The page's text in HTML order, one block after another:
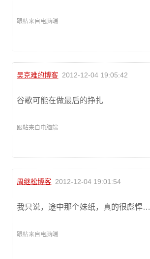
跟帖来自电脑端
吴克难的博客 2012-12-04 19:05:42
谷歌可能在做最后的挣扎
跟帖来自电脑端
周继松博客 2012-12-04 19:01:54
我只说，途中那个妹纸，真的很彪悍…
跟帖来自电脑端